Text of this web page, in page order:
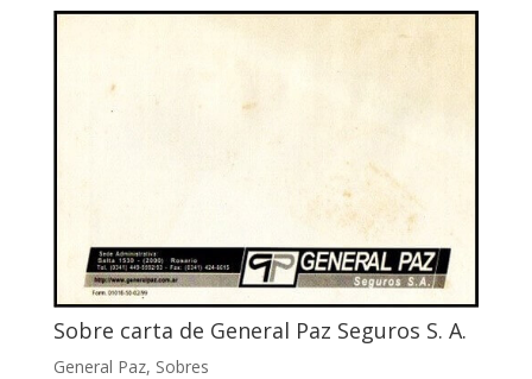
Sobre carta de General Paz Seguros S. A.
General Paz, Sobres